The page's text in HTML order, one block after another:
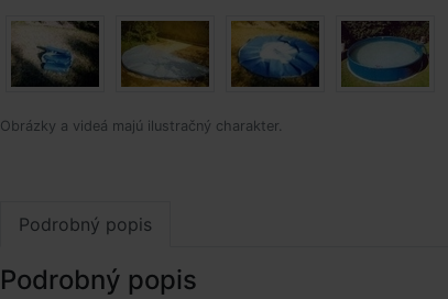
Obrázky a videá majú ilustračný charakter.
Podrobný popis
Podrobný popis